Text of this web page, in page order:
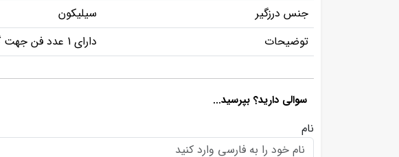
جنس درزگیر
سیلیکون
توضیحات
دارای 1 عدد فن جهت گردش هوا - ترموستاتیک - دارای پخت یکنواخت
سوالی دارید؟ بپرسید...
نام